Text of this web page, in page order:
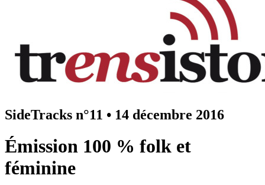
SideTracks n°11 • 14 décembre 2016
Émission 100 % folk et
féminine